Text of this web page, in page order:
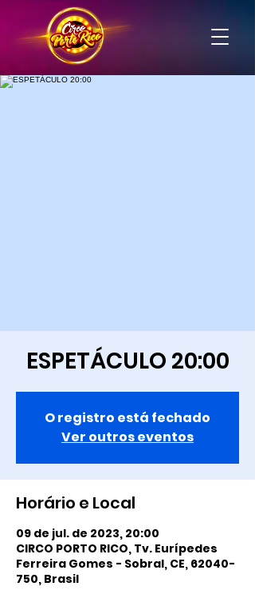
ESPETÁCULO 20:00
O registro está fechado
Ver outros eventos
Horário e Local
09 de jul. de 2023, 20:00
CIRCO PORTO RICO, Tv. Eurípedes
Ferreira Gomes - Sobral, CE, 62040-
750, Brasil